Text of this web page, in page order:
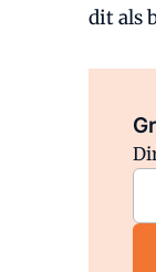
dit als